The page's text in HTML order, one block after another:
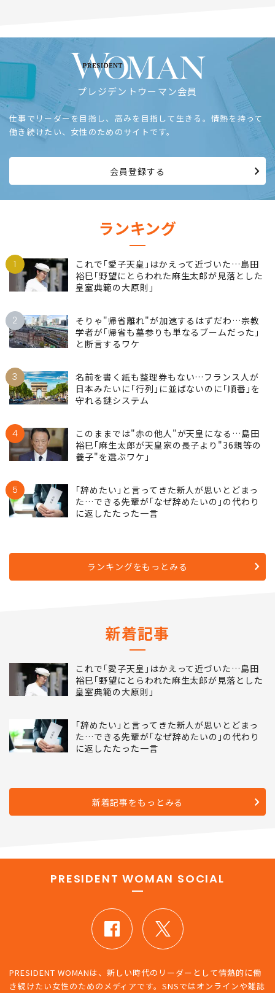
プレジデントウーマン会員
仕事でリーダーを目指し、高みを目指して生きる。情熱を持って
働き続けたい、女性のためのサイトです。
会員登録する
ランキング
1
これで｢愛子天皇｣はかえって近づいた…島田
裕巳｢野望にとらわれた麻生太郎が見落とした
皇室典範の大原則｣
2
そりゃ"帰省離れ"が加速するはずだわ…宗教
学者が｢帰省も墓参りも単なるブームだった｣
と断言するワケ
3
名前を書く紙も整理券もない…フランス人が
日本みたいに｢行列｣に並ばないのに｢順番｣を
守れる謎システム
4
このままでは"赤の他人"が天皇になる…島田
裕巳｢麻生太郎が天皇家の長子より"36親等の
養子"を選ぶワケ｣
5
｢辞めたい｣と言ってきた新人が思いとどまっ
た…できる先輩が｢なぜ辞めたいの｣の代わり
に返したたった一言
ランキングをもっとみる
新着記事
これで｢愛子天皇｣はかえって近づいた…島田
裕巳｢野望にとらわれた麻生太郎が見落とした
皇室典範の大原則｣
｢辞めたい｣と言ってきた新人が思いとどまっ
た…できる先輩が｢なぜ辞めたいの｣の代わり
に返したたった一言
新着記事をもっとみる
PRESIDENT WOMAN SOCIAL
PRESIDENT WOMANは、新しい時代のリーダーとして情熱的に働
き続けたい女性のためのメディアです。SNSではオンラインや雑誌